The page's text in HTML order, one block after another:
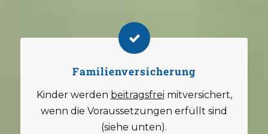
Familienversicherung
Kinder werden beitragsfrei mitversichert,
wenn die Voraussetzungen erfüllt sind
(siehe unten).